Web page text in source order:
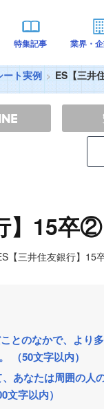
特集記事 業界・
ート実例 ES【三井
】15卒②
とのなかで、より
（50文字以内）
あなたは周囲の人
字以内）